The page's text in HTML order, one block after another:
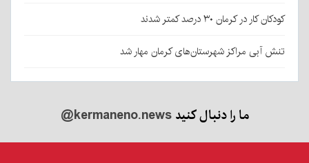
کودکان کار در کرمان ۳۰ درصد کمتر شدند
تنش آبی مراکز شهرستان‌های کرمان مهار شد
ما را دنبال کنید@kermaneno.news